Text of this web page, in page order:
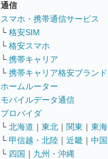
通信
スマホ・携帯通信サービス
└ 格安SIM
└ 格安スマホ
└ 携帯キャリア
└ 携帯キャリア格安ブランド
ホームルーター
モバイルデータ通信
プロバイダ
└ 北海道 ｜ 東北 ｜ 関東 ｜ 東海
└ 甲信越・北陸 ｜ 近畿 ｜ 中国
└ 四国 ｜ 九州・沖縄